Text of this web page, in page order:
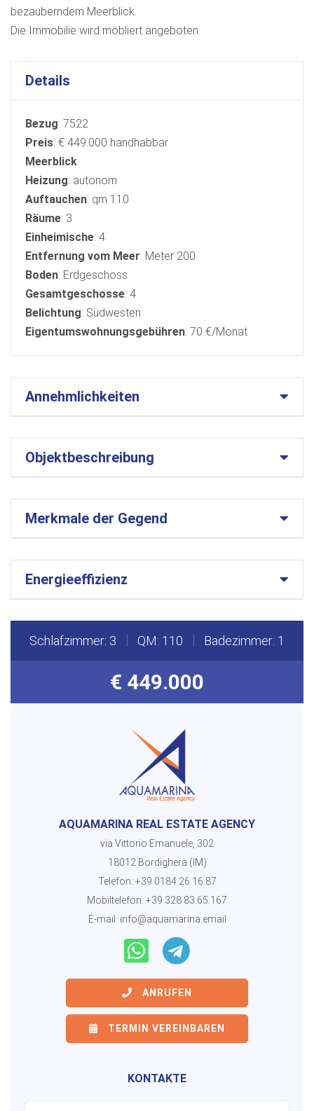
bezauberndem Meerblick.
Die Immobilie wird möbliert angeboten.
Details
Bezug: 7522
Preis: € 449.000 handhabbar
Meerblick
Heizung: autonom
Auftauchen: qm 110
Räume: 3
Einheimische: 4
Entfernung vom Meer: Meter 200
Boden: Erdgeschoss
Gesamtgeschosse: 4
Belichtung: Südwesten
Eigentumswohnungsgebühren: 70 €/Monat
Annehmlichkeiten
Objektbeschreibung
Merkmale der Gegend
Energieeffizienz
Schlafzimmer: 3 QM: 110 Badezimmer: 1
€ 449.000
AQUAMARINA REAL ESTATE AGENCY
via Vittorio Emanuele, 302
18012 Bordighera (IM)
Telefon: +39 0184 26.16.87
Mobiltelefon: +39 328 83.65.167
E-mail: info@aquamarina.email
ANRUFEN
TERMIN VEREINBAREN
KONTAKTE